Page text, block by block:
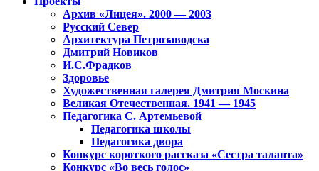
Архив «Лицея». 2000 — 2003
Русский Север
Архитектура Петрозаводска
Дмитрий Новиков
И.С.Фрадков
Здоровье
Художественная галерея Дмитрия Москина
Великая Отечественная. 1941 — 1945
Педагогика С. Артемьевой
Педагогика школы
Педагогика двора
Конкурс короткого рассказа «Сестра таланта»
Конкурс «Во весь голос»